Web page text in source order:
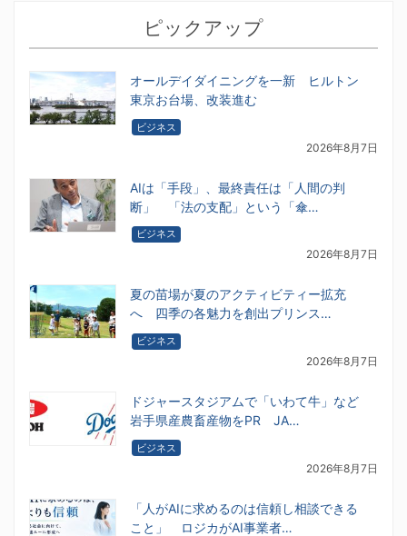
ピックアップ
オールデイダイニングを一新 ヒルトン
東京お台場、改装進む
ビジネス
2026年8月7日
AIは「手段」、最終責任は「人間の判
断」 「法の支配」という「傘…
ビジネス
2026年8月7日
夏の苗場が夏のアクティビティー拡充
へ 四季の各魅力を創出プリンス…
ビジネス
2026年8月7日
ドジャースタジアムで「いわて牛」など
岩手県産農畜産物をPR JA…
ビジネス
2026年8月7日
「人がAIに求めるのは信頼し相談できる
こと」 ロジカがAI事業者…